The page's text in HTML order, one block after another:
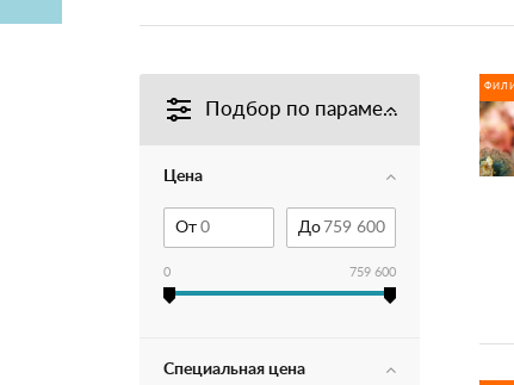
Подбор по параметрам
Цена
От До
0 759 600
Специальная цена